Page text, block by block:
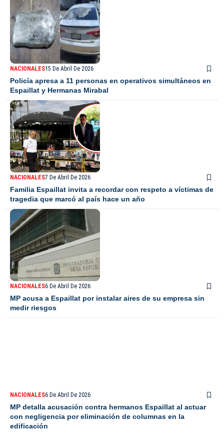
NACIONALES15 De Abril De 2026
Policía apresa a 11 personas en operativos simultáneos en
Espaillat y Hermanas Mirabal
NACIONALES7 De Abril De 2026
Familia Espaillat invita a recordar con respeto a víctimas de
tragedia que marcó al país hace un año
NACIONALES6 De Abril De 2026
MP acusa a Espaillat por instalar aires de su empresa sin
medir riesgos
NACIONALES6 De Abril De 2026
MP detalla acusación contra hermanos Espaillat al actuar
con negligencia por eliminación de columnas en la
edificación